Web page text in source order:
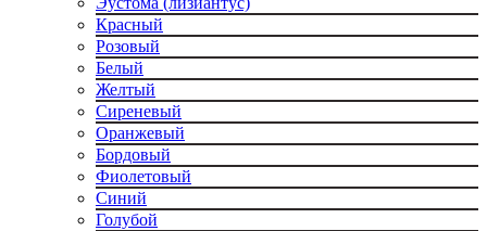
Красный
Розовый
Белый
Желтый
Сиреневый
Оранжевый
Бордовый
Фиолетовый
Синий
Голубой